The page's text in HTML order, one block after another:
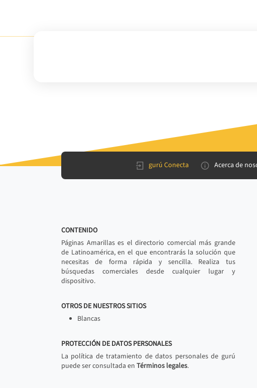
gurú Conecta Acerca de
CONTENIDO
Páginas Amarillas es el directorio comercial más grande
de Latinoamérica, en el que encontrarás la solución que
necesitas de forma rápida y sencilla. Realiza tus
búsquedas comerciales desde cualquier lugar y
dispositivo.
OTROS DE NUESTROS SITIOS
Blancas
PROTECCIÓN DE DATOS PERSONALES
La política de tratamiento de datos personales de gurú
puede ser consultada en Términos legales.